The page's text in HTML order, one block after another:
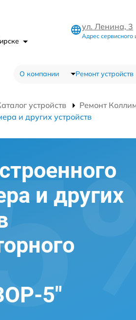
ул. Ленина, 3
Адрес сервисного
О компании Ремонт устройств
устройств Ремонт
и других устройств
и других
5"